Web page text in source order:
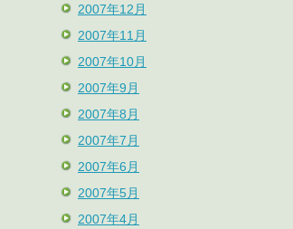
2007年12月
2007年11月
2007年10月
2007年9月
2007年8月
2007年7月
2007年6月
2007年5月
2007年4月